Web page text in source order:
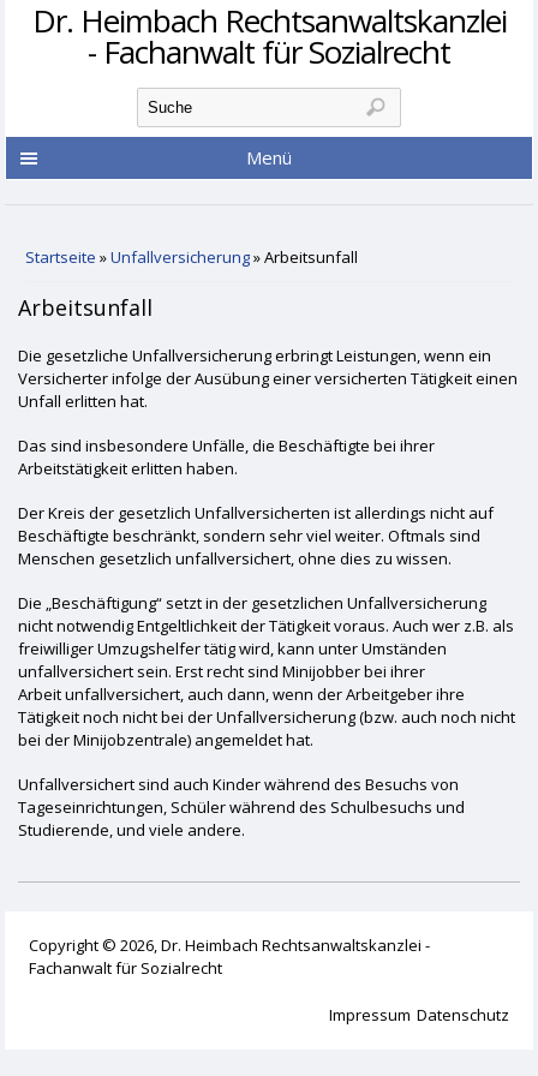
Dr. Heimbach Rechtsanwaltskanzlei
- Fachanwalt für Sozialrecht
Suchformular
Suche
Menü
Sie sind hier
Startseite »Unfallversicherung» Arbeitsunfall
Arbeitsunfall
Die gesetzliche Unfallversicherung erbringt Leistungen, wenn ein
Versicherter infolge der Ausübung einer versicherten Tätigkeit einen
Unfall erlitten hat.
Das sind insbesondere Unfälle, die Beschäftigte bei ihrer
Arbeitstätigkeit erlitten haben.
Der Kreis der gesetzlich Unfallversicherten ist allerdings nicht auf
Beschäftigte beschränkt, sondern sehr viel weiter. Oftmals sind
Menschen gesetzlich unfallversichert, ohne dies zu wissen.
Die „Beschäftigung“ setzt in der gesetzlichen Unfallversicherung
nicht notwendig Entgeltlichkeit der Tätigkeit voraus. Auch wer z.B. als
freiwilliger Umzugshelfer tätig wird, kann unter Umständen
unfallversichert sein. Erst recht sind Minijobber bei ihrer
Arbeit unfallversichert, auch dann, wenn der Arbeitgeber ihre
Tätigkeit noch nicht bei der Unfallversicherung (bzw. auch noch nicht
bei der Minijobzentrale) angemeldet hat.
Unfallversichert sind auch Kinder während des Besuchs von
Tageseinrichtungen, Schüler während des Schulbesuchs und
Studierende, und viele andere.
Copyright © 2026, Dr. Heimbach Rechtsanwaltskanzlei -
Fachanwalt für Sozialrecht
Datenschutz
Impressum